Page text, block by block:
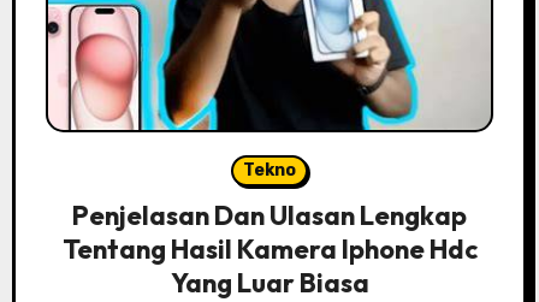
Tekno
Penjelasan Dan Ulasan Lengkap
Tentang Hasil Kamera Iphone Hdc
Yang Luar Biasa